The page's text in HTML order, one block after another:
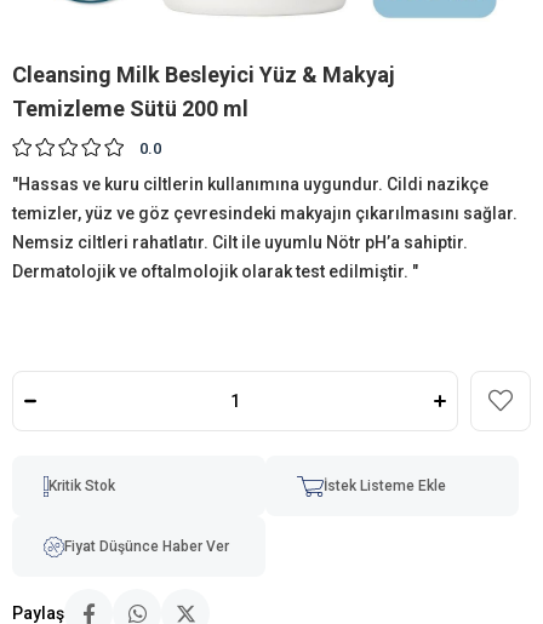
Cleansing Milk Besleyici Yüz & Makyaj
Temizleme Sütü 200 ml
0.0
"Hassas ve kuru ciltlerin kullanımına uygundur. Cildi nazikçe
temizler, yüz ve göz çevresindeki makyajın çıkarılmasını sağlar.
Nemsiz ciltleri rahatlatır. Cilt ile uyumlu Nötr pH’a sahiptir.
Dermatolojik ve oftalmolojik olarak test edilmiştir. "
Kritik Stok İstek Listeme Ekle
Fiyat Düşünce Haber Ver
Paylaş